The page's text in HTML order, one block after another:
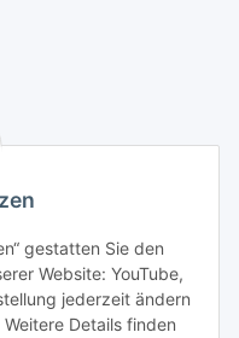
gestatten Sie den
Website: YouTube,
jederzeit ändern
Details finden